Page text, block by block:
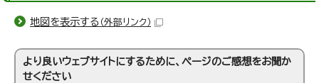
地図を表示する （外部リンク）
より良いウェブサイトにするために、ページのご感想をお聞か
せください